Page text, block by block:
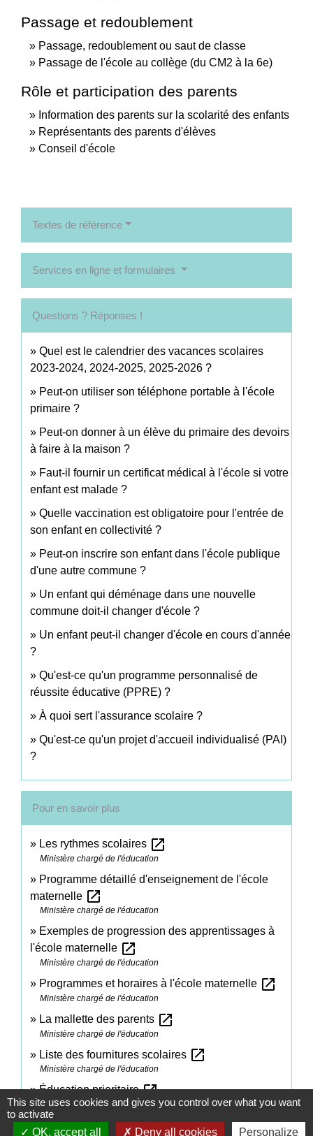
Passage et redoublement
Passage, redoublement ou saut de classe
Passage de l'école au collège (du CM2 à la 6e)
Rôle et participation des parents
Information des parents sur la scolarité des enfants
Représentants des parents d'élèves
Conseil d'école
Textes de référence
Services en ligne et formulaires
Questions ? Réponses !
Quel est le calendrier des vacances scolaires
2023-2024, 2024-2025, 2025-2026 ?
Peut-on utiliser son téléphone portable à l'école
primaire ?
Peut-on donner à un élève du primaire des devoirs
à faire à la maison ?
Faut-il fournir un certificat médical à l'école si votre
enfant est malade ?
Quelle vaccination est obligatoire pour l'entrée de
son enfant en collectivité ?
Peut-on inscrire son enfant dans l'école publique
d'une autre commune ?
Un enfant qui déménage dans une nouvelle
commune doit-il changer d'école ?
Un enfant peut-il changer d'école en cours d'année
?
Qu'est-ce qu'un programme personnalisé de
réussite éducative (PPRE) ?
À quoi sert l'assurance scolaire ?
Qu'est-ce qu'un projet d'accueil individualisé (PAI)
?
Pour en savoir plus
Les rythmes scolaires open_in_new
Ministère chargé de l'éducation
Programme détaillé d'enseignement de l'école
maternelle open_in_new
Ministère chargé de l'éducation
Exemples de progression des apprentissages à
l'école maternelle open_in_new
Ministère chargé de l'éducation
Programmes et horaires à l'école maternelle open_in_new
Ministère chargé de l'éducation
La mallette des parents open_in_new
Ministère chargé de l'éducation
Liste des fournitures scolaires open_in_new
Ministère chargé de l'éducation
Éducation prioritaireopen_in_new
Ministère chargé de l'éducation
Programme d'enseignement du CP, du CE1 et du
This site uses cookies and gives you control over what you want
to activate
OK, accept all
Deny all cookies Personalize